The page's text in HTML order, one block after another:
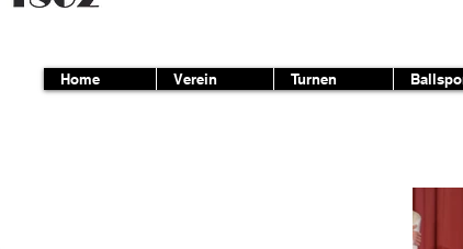
Home Verein Turnen